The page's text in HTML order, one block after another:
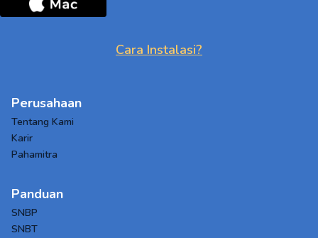
Cara Instalasi?
Perusahaan
Tentang Kami
Karir
Pahamitra
Panduan
SNBP
SNBT